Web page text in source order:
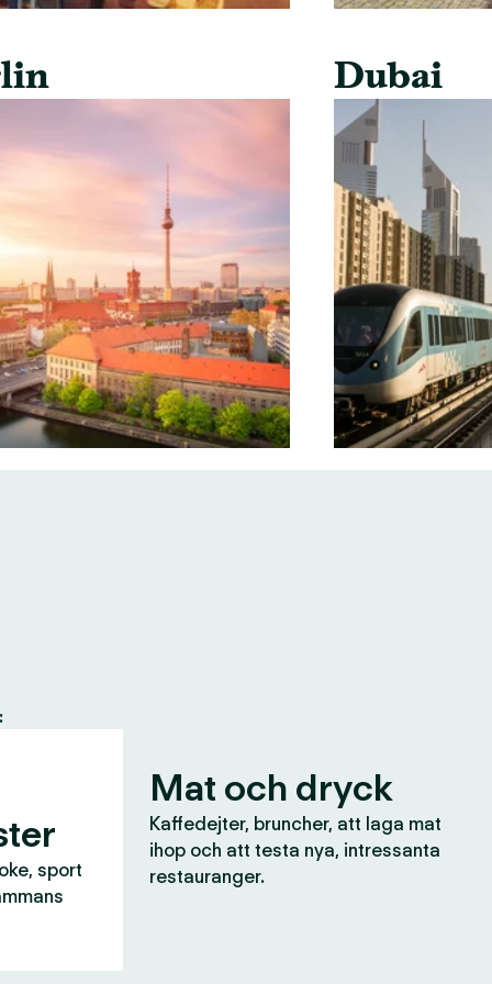
Dubai
sport
Mat och dryck
Kaffedejter, bruncher, att laga mat
ihop och att testa nya, intressanta
restauranger.